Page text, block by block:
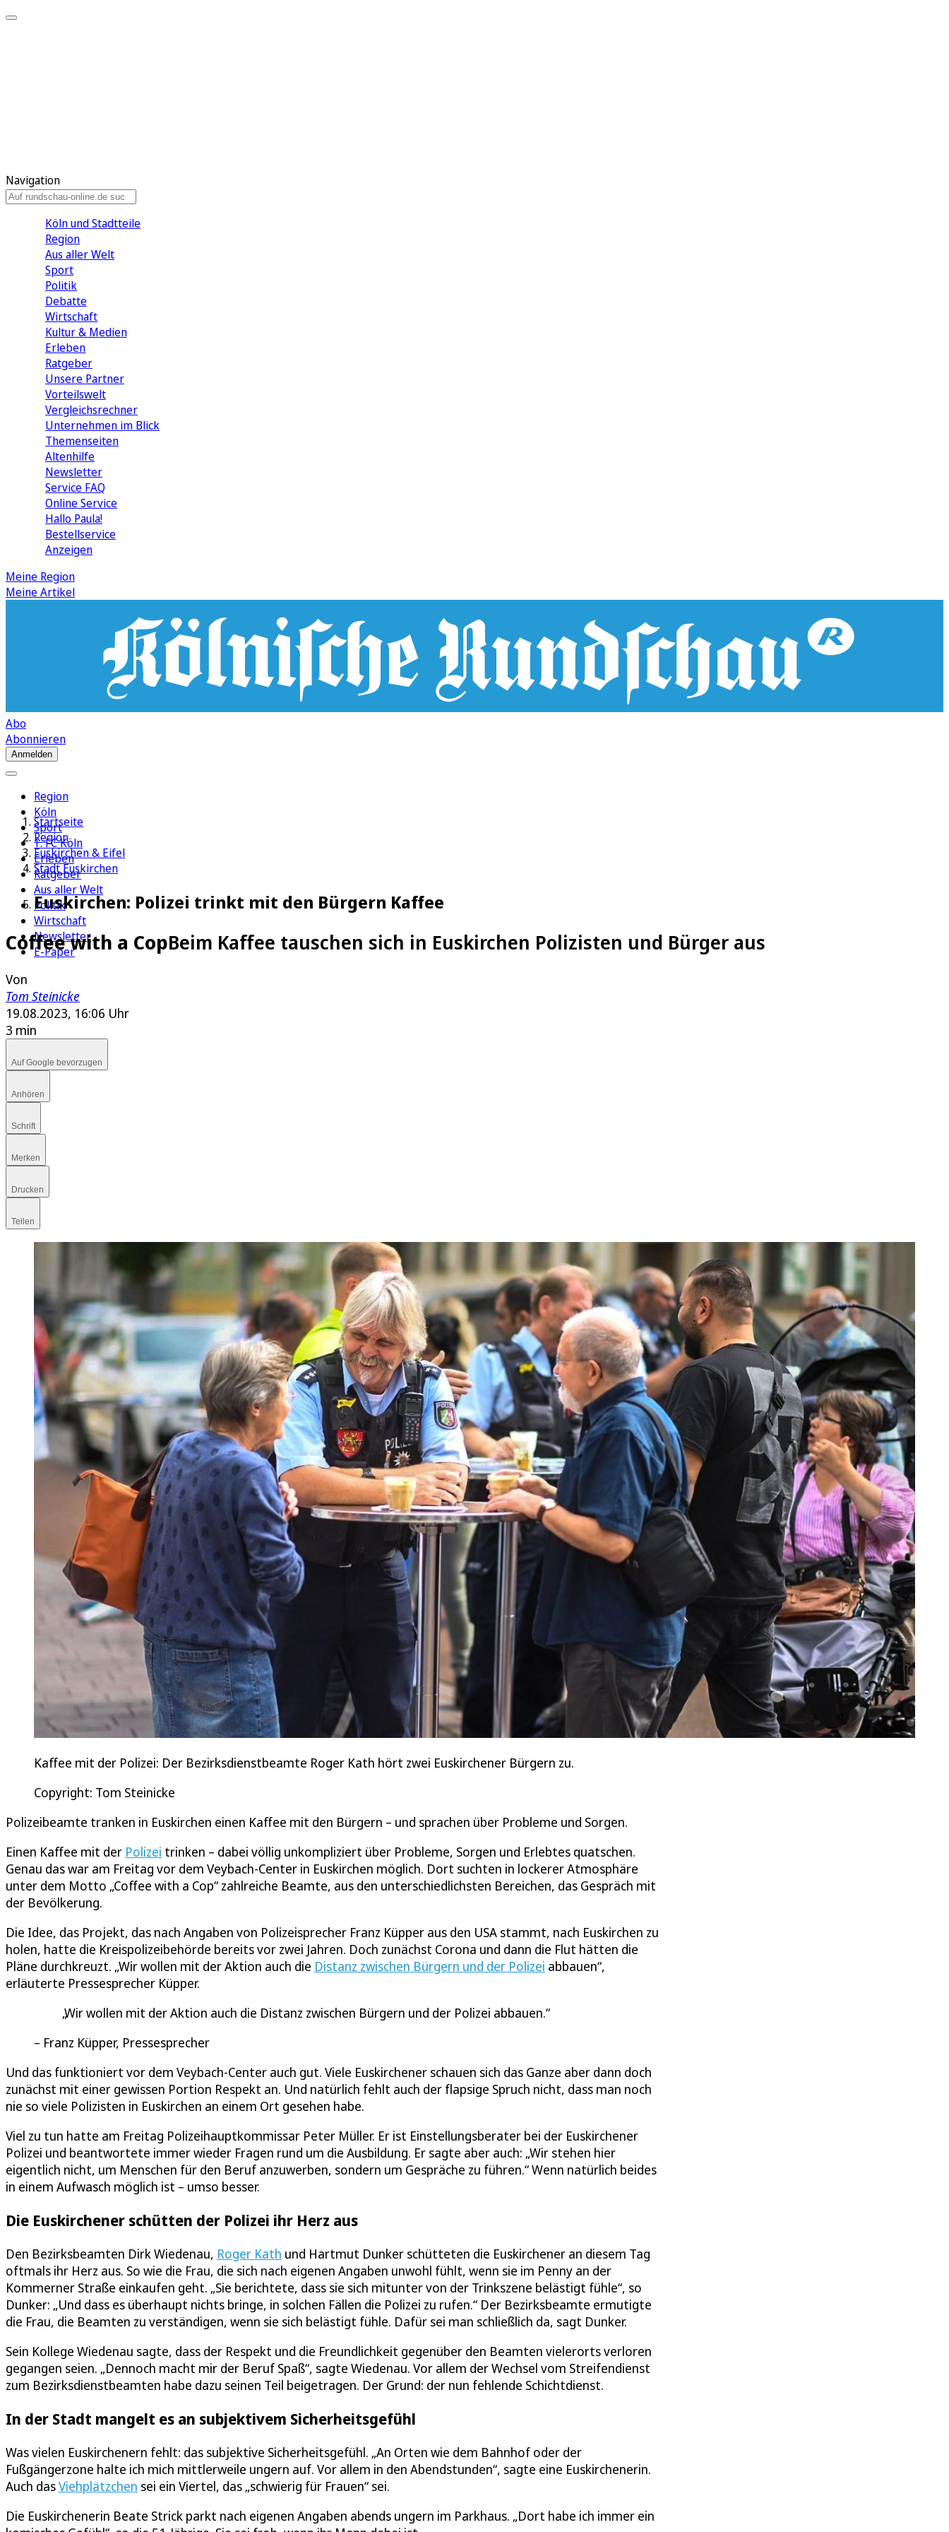
Navigation
Köln und Stadtteile
Region
Aus aller Welt
Sport
Politik
Debatte
Wirtschaft
Kultur & Medien
Erleben
Ratgeber
Unsere Partner
Vorteilswelt
Vergleichsrechner
Unternehmen im Blick
Themenseiten
Altenhilfe
Newsletter
Service FAQ
Online Service
Hallo Paula!
Bestellservice
Anzeigen
Meine Region
Meine Artikel
Abo
Abonnieren
Anmelden
Region
Köln
Sport
1. FC Köln
Erleben
Ratgeber
Aus aller Welt
Politik
Wirtschaft
Newsletter
E-Paper
Startseite
Region
Euskirchen & Eifel
Stadt Euskirchen
Euskirchen: Polizei trinkt mit den Bürgern Kaffee
Coffee with a CopBeim Kaffee tauschen sich in Euskirchen Polizisten und Bürger aus
Von
Tom Steinicke
19.08.2023, 16:06 Uhr
3 min
Auf Google bevorzugen
Anhören
Schrift
Merken
Drucken
Teilen
Kaffee mit der Polizei: Der Bezirksdienstbeamte Roger Kath hört zwei Euskirchener Bürgern zu.
Copyright: Tom Steinicke
Polizeibeamte tranken in Euskirchen einen Kaffee mit den Bürgern – und sprachen über Probleme und Sorgen.
Einen Kaffee mit der Polizei trinken – dabei völlig unkompliziert über Probleme, Sorgen und Erlebtes quatschen.
Genau das war am Freitag vor dem Veybach-Center in Euskirchen möglich. Dort suchten in lockerer Atmosphäre
unter dem Motto „Coffee with a Cop“ zahlreiche Beamte, aus den unterschiedlichsten Bereichen, das Gespräch mit
der Bevölkerung.
Die Idee, das Projekt, das nach Angaben von Polizeisprecher Franz Küpper aus den USA stammt, nach Euskirchen zu
holen, hatte die Kreispolizeibehörde bereits vor zwei Jahren. Doch zunächst Corona und dann die Flut hätten die
Pläne durchkreuzt. „Wir wollen mit der Aktion auch die Distanz zwischen Bürgern und der Polizei abbauen“,
erläuterte Pressesprecher Küpper.
Wir wollen mit der Aktion auch die Distanz zwischen Bürgern und der Polizei abbauen.
Franz Küpper, Pressesprecher
Und das funktioniert vor dem Veybach-Center auch gut. Viele Euskirchener schauen sich das Ganze aber dann doch
zunächst mit einer gewissen Portion Respekt an. Und natürlich fehlt auch der flapsige Spruch nicht, dass man noch
nie so viele Polizisten in Euskirchen an einem Ort gesehen habe.
Viel zu tun hatte am Freitag Polizeihauptkommissar Peter Müller. Er ist Einstellungsberater bei der Euskirchener
Polizei und beantwortete immer wieder Fragen rund um die Ausbildung. Er sagte aber auch: „Wir stehen hier
eigentlich nicht, um Menschen für den Beruf anzuwerben, sondern um Gespräche zu führen.“ Wenn natürlich beides
in einem Aufwasch möglich ist – umso besser.
Die Euskirchener schütten der Polizei ihr Herz aus
Den Bezirksbeamten Dirk Wiedenau, Roger Kath und Hartmut Dunker schütteten die Euskirchener an diesem Tag
oftmals ihr Herz aus. So wie die Frau, die sich nach eigenen Angaben unwohl fühlt, wenn sie im Penny an der
Kommerner Straße einkaufen geht. „Sie berichtete, dass sie sich mitunter von der Trinkszene belästigt fühle“, so
Dunker: „Und dass es überhaupt nichts bringe, in solchen Fällen die Polizei zu rufen.“ Der Bezirksbeamte ermutigte
die Frau, die Beamten zu verständigen, wenn sie sich belästigt fühle. Dafür sei man schließlich da, sagt Dunker.
Sein Kollege Wiedenau sagte, dass der Respekt und die Freundlichkeit gegenüber den Beamten vielerorts verloren
gegangen seien. „Dennoch macht mir der Beruf Spaß“, sagte Wiedenau. Vor allem der Wechsel vom Streifendienst
zum Bezirksdienstbeamten habe dazu seinen Teil beigetragen. Der Grund: der nun fehlende Schichtdienst.
In der Stadt mangelt es an subjektivem Sicherheitsgefühl
Was vielen Euskirchenern fehlt: das subjektive Sicherheitsgefühl. „An Orten wie dem Bahnhof oder der
Fußgängerzone halte ich mich mittlerweile ungern auf. Vor allem in den Abendstunden“, sagte eine Euskirchenerin.
Auch dasViehplätzchen sei ein Viertel, das „schwierig für Frauen“ sei.
Die Euskirchenerin Beate Strick parkt nach eigenen Angaben abends ungern im Parkhaus. „Dort habe ich immer ein